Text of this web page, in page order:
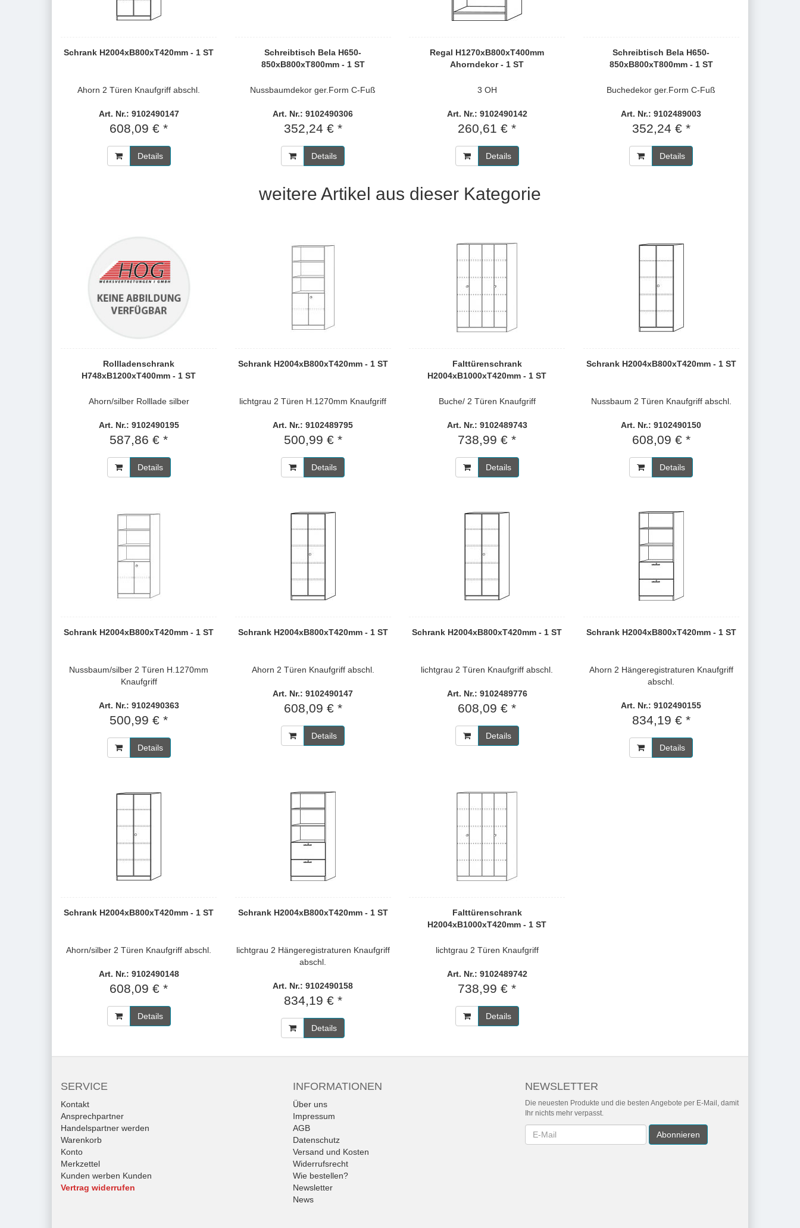
Schrank H2004xB800xT420mm - 1 ST
Ahorn 2 Türen Knaufgriff abschl.
Art. Nr.: 9102490147
608,09 € *
Details
Schreibtisch Bela H650-
850xB800xT800mm - 1 ST
Nussbaumdekor ger.Form C-Fuß
Art. Nr.: 9102490306
352,24 € *
Details
Regal H1270xB800xT400mm
Ahorndekor - 1 ST
3 OH
Art. Nr.: 9102490142
260,61 € *
Details
Schreibtisch Bela H650-
850xB800xT800mm - 1 ST
Buchedekor ger.Form C-Fuß
Art. Nr.: 9102489003
352,24 € *
Details
weitere Artikel aus dieser Kategorie
Rollladenschrank
H748xB1200xT400mm - 1 ST
Ahorn/silber Rolllade silber
Art. Nr.: 9102490195
587,86 € *
Details
Schrank H2004xB800xT420mm - 1 ST
lichtgrau 2 Türen H.1270mm Knaufgriff
Art. Nr.: 9102489795
500,99 € *
Details
Falttürenschrank
H2004xB1000xT420mm - 1 ST
Buche/ 2 Türen Knaufgriff
Art. Nr.: 9102489743
738,99 € *
Details
Schrank H2004xB800xT420mm - 1 ST
Nussbaum 2 Türen Knaufgriff abschl.
Art. Nr.: 9102490150
608,09 € *
Details
Schrank H2004xB800xT420mm - 1 ST
Nussbaum/silber 2 Türen H.1270mm
Knaufgriff
Art. Nr.: 9102490363
500,99 € *
Details
Schrank H2004xB800xT420mm - 1 ST
Ahorn 2 Türen Knaufgriff abschl.
Art. Nr.: 9102490147
608,09 € *
Details
Schrank H2004xB800xT420mm - 1 ST
lichtgrau 2 Türen Knaufgriff abschl.
Art. Nr.: 9102489776
608,09 € *
Details
Schrank H2004xB800xT420mm - 1 ST
Ahorn 2 Hängeregistraturen Knaufgriff
abschl.
Art. Nr.: 9102490155
834,19 € *
Details
Schrank H2004xB800xT420mm - 1 ST
Ahorn/silber 2 Türen Knaufgriff abschl.
Art. Nr.: 9102490148
608,09 € *
Details
Schrank H2004xB800xT420mm - 1 ST
lichtgrau 2 Hängeregistraturen Knaufgriff
abschl.
Art. Nr.: 9102490158
834,19 € *
Details
Falttürenschrank
H2004xB1000xT420mm - 1 ST
lichtgrau 2 Türen Knaufgriff
Art. Nr.: 9102489742
738,99 € *
Details
SERVICE
Kontakt
Ansprechpartner
Handelspartner werden
Warenkorb
Konto
Merkzettel
Kunden werben Kunden
Vertrag widerrufen
INFORMATIONEN
Über uns
Impressum
AGB
Datenschutz
Versand und Kosten
Widerrufsrecht
Wie bestellen?
Newsletter
News
NEWSLETTER
Die neuesten Produkte und die besten Angebote per E-Mail, damit
Ihr nichts mehr verpasst.
Newsletter Abonnieren